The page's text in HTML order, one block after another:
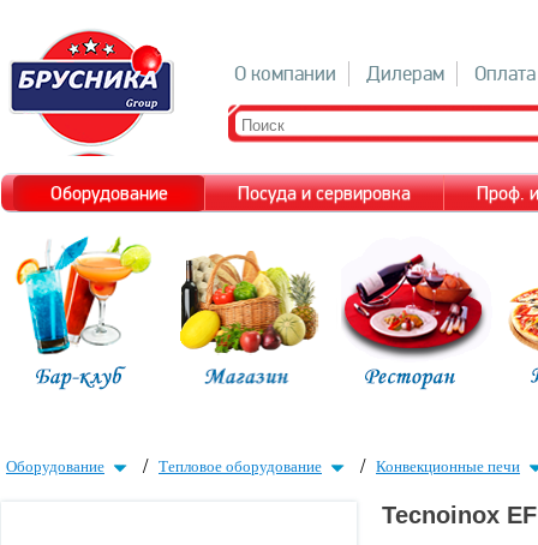
О компании Дилерам Оплата
Оборудование Посуда и сервировка Проф.
Оборудование / Тепловое оборудование / Конвекционные печи
Tecnoinox